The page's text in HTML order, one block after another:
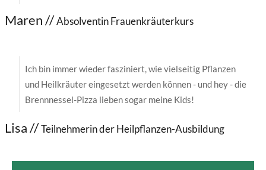
Maren //Absolventin Frauenkräuterkurs
Ich bin immer wieder fasziniert, wie vielseitig Pflanzen
und Heilkräuter eingesetzt werden können - und hey - die
Brennnessel-Pizza lieben sogar meine Kids!
Lisa //Teilnehmerin der Heilpflanzen-Ausbildung